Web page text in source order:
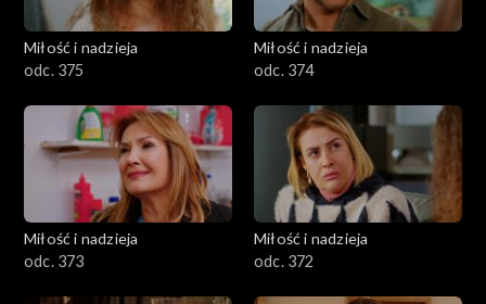
Miłość i nadzieja
odc. 375
Miłość i nadzieja
odc. 374
Miłość i nadzieja
odc. 373
Miłość i nadzieja
odc. 372